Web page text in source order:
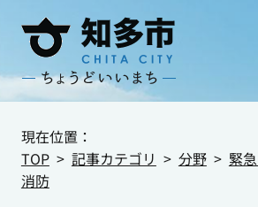
現在位置：
TOP
記事カテゴリ 分野
緊
消防